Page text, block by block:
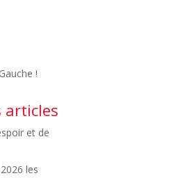
!
articles
et de
les